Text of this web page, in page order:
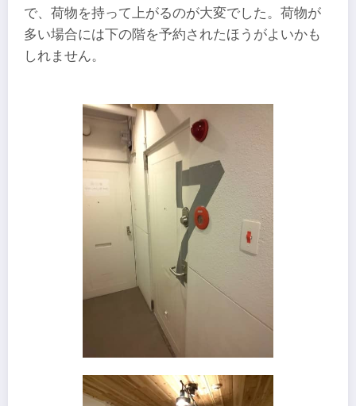
で、荷物を持って上がるのが大変でした。荷物が
多い場合には下の階を予約されたほうがよいかも
しれません。